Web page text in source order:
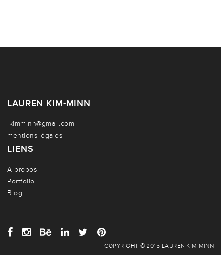
LAUREN KIM-MINN
lkimminn@gmail.com
mentions légales
LIENS
A propos
Portfolio
Blog
COPYRIGHT © 2015 LAUREN KIM-MINN